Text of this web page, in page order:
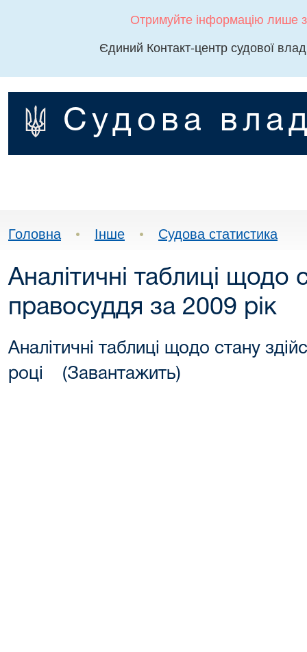
Отримуйте інформацію лише
Єдиний Контакт-центр судової
Судова
Головна • Інше • Судова статистика
Аналітичні таблиці щодо
правосуддя за 2009 рік
Аналітичні таблиці щодо стану
році (Завантажить)